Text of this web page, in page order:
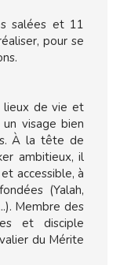
salées et 11
pour se
lieux de vie et
visage bien
À la tête de
ambitieux, il
accessible, à
(Yalah,
Membre des
et disciple
du Mérite